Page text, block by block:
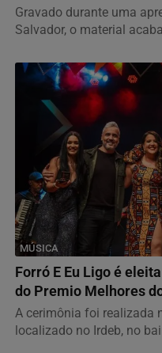
Gravado durante uma
Salvador, o material
MÚSICA
Forró E Eu Ligo é
do Premio Melhores
A cerimônia foi realizada
localizado no Irdeb, no